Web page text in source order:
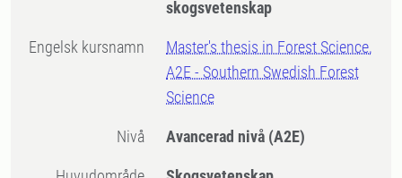
skogsvetenskap
Engelsk kursnamn
Master's thesis in Forest Science,
A2E - Southern Swedish Forest
Science
Nivå Avancerad nivå (A2E)